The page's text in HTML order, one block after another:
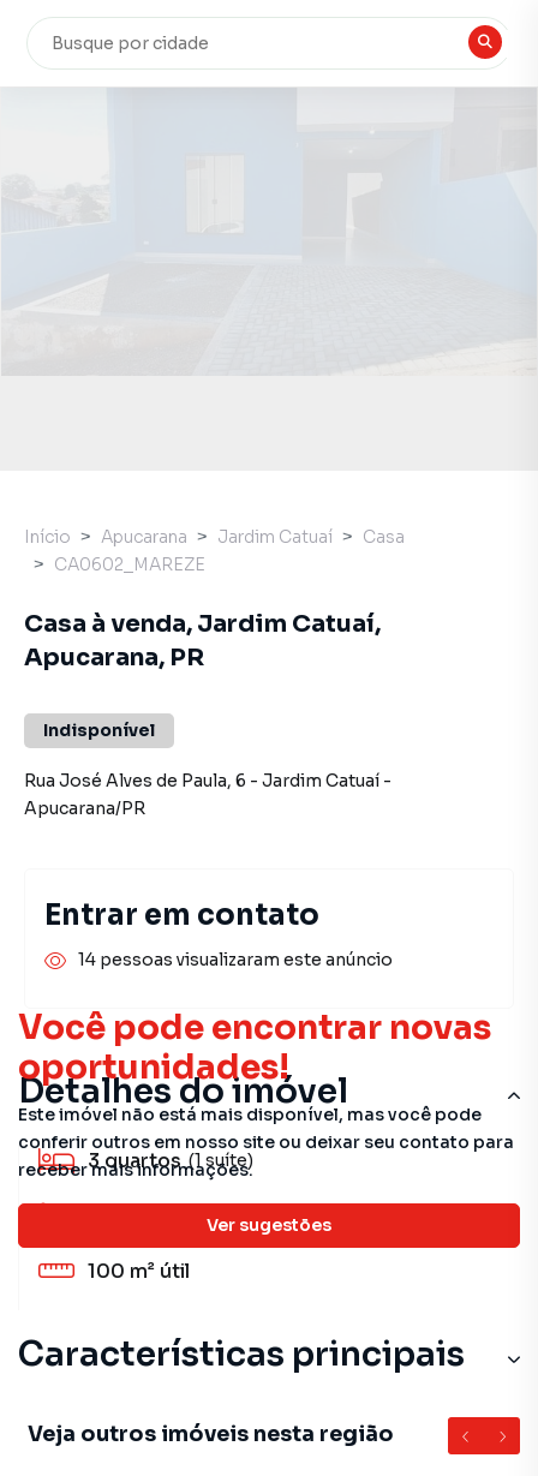
Você pode encontrar novas
oportunidades!
Este imóvel não está mais disponível, mas você pode
conferir outros em nosso site ou deixar seu contato para
receber mais informações.
Ver sugestões
Detalhes do imóvel
3quartos (1 suíte)
100 m² útil
Características principais
Veja outros imóveis nesta região
Início Apucarana Jardim Catuaí
Casa
CA0602_MAREZE
Casa à venda, Jardim Catuaí,
Apucarana, PR
Indisponível
Rua José Alves de Paula, 6 - Jardim Catuaí -
Apucarana/PR
Entrar em contato
14 pessoas visualizaram este anúncio